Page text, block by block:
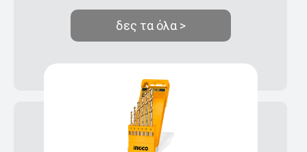
δες τα όλα >